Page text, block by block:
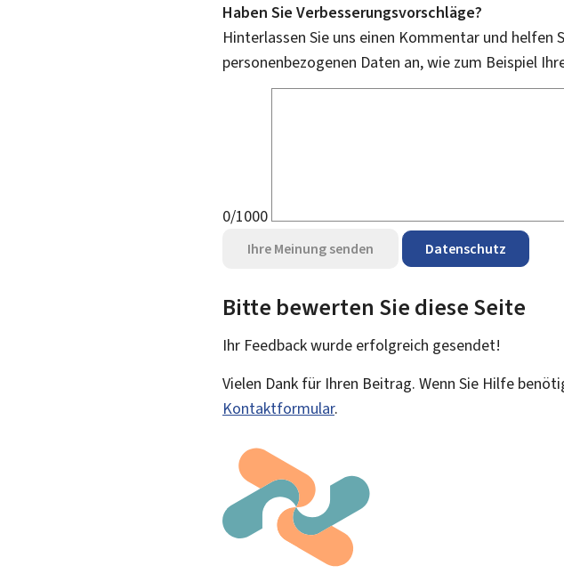
Haben Sie Verbesserungsvorschläge?
Hinterlassen Sie uns einen Kommentar und helfen
personenbezogenen Daten an, wie zum Beispiel
0/1000
Ihre Meinung senden Datenschutz
Bitte bewerten Sie diese Seite
Ihr Feedback wurde erfolgreich gesendet!
Vielen Dank für Ihren Beitrag. Wenn Sie Hilfe
Kontaktformular.